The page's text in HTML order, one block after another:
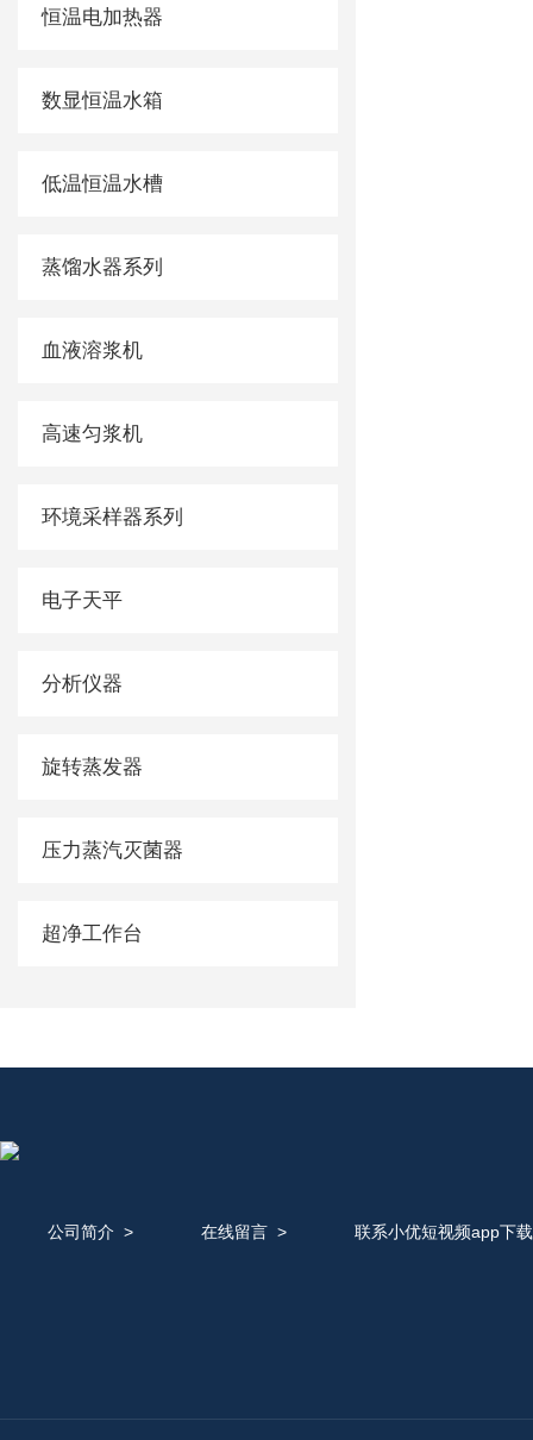
恒温电加热器
数显恒温水箱
低温恒温水槽
蒸馏水器系列
血液溶浆机
高速匀浆机
环境采样器系列
电子天平
分析仪器
旋转蒸发器
压力蒸汽灭菌器
超净工作台
公司简介 > 在线留言> 联系小优短视频app下载